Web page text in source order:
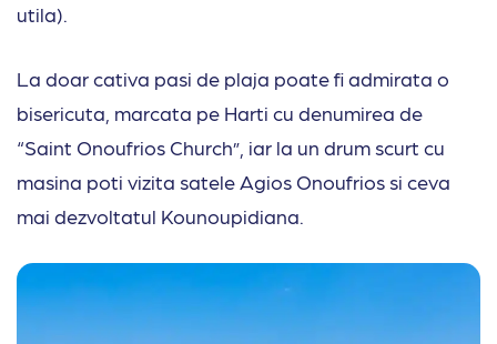
utila).
La doar cativa pasi de plaja poate fi admirata o
bisericuta, marcata pe Harti cu denumirea de
“Saint Onoufrios Church”, iar la un drum scurt cu
masina poti vizita satele Agios Onoufrios si ceva
mai dezvoltatul Kounoupidiana.